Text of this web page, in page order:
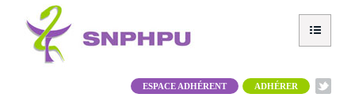
ADHÉRER
ESPACE ADHÉRENT